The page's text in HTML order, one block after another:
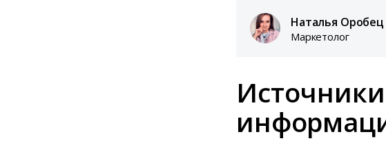
Наталья Оробец
Маркетолог